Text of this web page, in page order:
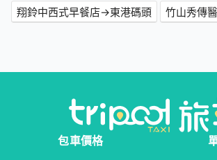
翔鈴中西式早餐店→東港碼頭
竹山秀傳
包車價格